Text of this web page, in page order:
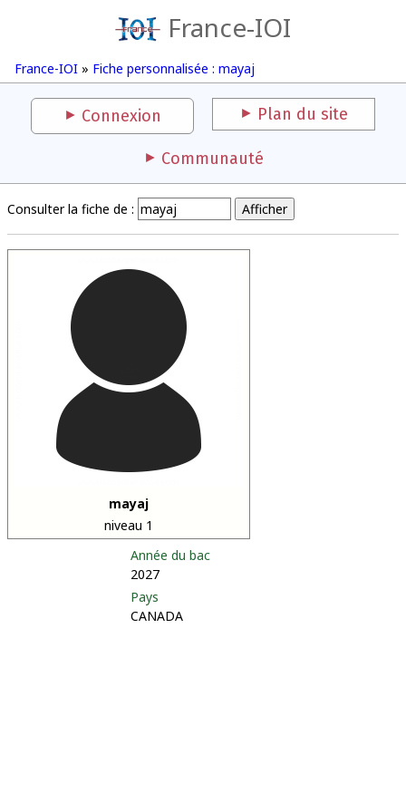
France-IOI
France-IOI » Fiche personnalisée : mayaj
Connexion Plan du site
Communauté
Consulter la fiche de :
mayaj
niveau 1
Année du bac
2027
Pays
CANADA